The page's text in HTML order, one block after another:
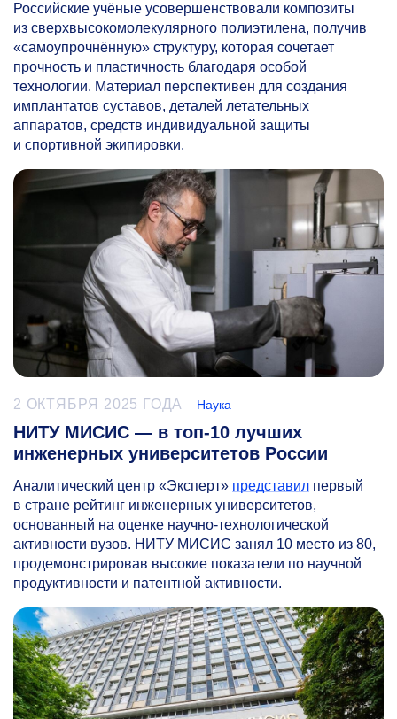
Российские учёные усовершенствовали композиты
из сверхвысокомолекулярного полиэтилена, получив
«самоупрочнённую» структуру, которая сочетает
прочность и пластичность благодаря особой
технологии. Материал перспективен для создания
имплантатов суставов, деталей летательных
аппаратов, средств индивидуальной защиты
и спортивной экипировки.
2 ОКТЯБРЯ 2025 ГОДА Наука
НИТУ МИСИС — в топ-10 лучших
инженерных университетов России
Аналитический центр «Эксперт» представил первый
в стране рейтинг инженерных университетов,
основанный на оценке научно-технологической
активности вузов. НИТУ МИСИС занял 10 место из 80,
продемонстрировав высокие показатели по научной
продуктивности и патентной активности.